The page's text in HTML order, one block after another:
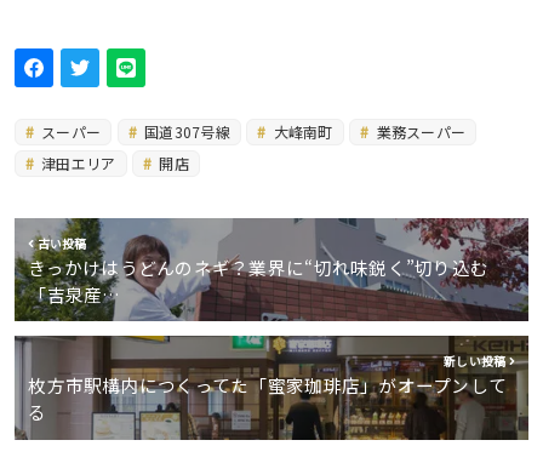
スーパー 国道307号線 大峰南町
業務スーパー
津田エリア
開店
古い投稿
きっかけはうどんのネギ？業界に“切れ味鋭く”切り込む
「吉泉産…
新しい投稿
枚方市駅構内につくってた「蜜家珈琲店」がオープンして
る